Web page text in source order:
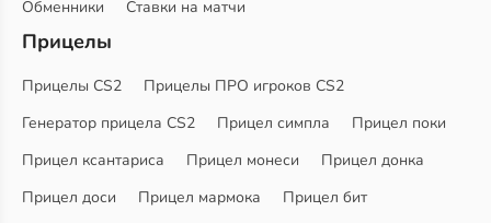
Обменники
Ставки на матчи
Прицелы
Прицелы CS2
Прицелы ПРО игроков CS2
Генератор прицела CS2
Прицел симпла
Прицел поки
Прицел ксантариса
Прицел монеси
Прицел донка
Прицел доси
Прицел мармока
Прицел бит